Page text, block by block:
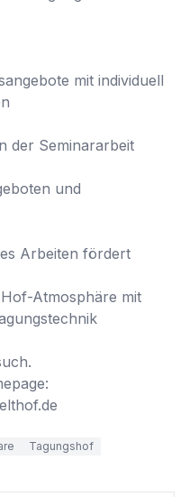
mit individuell
der Seminararbeit
und
Arbeiten fördert
Atmosphäre mit
Tagungshof